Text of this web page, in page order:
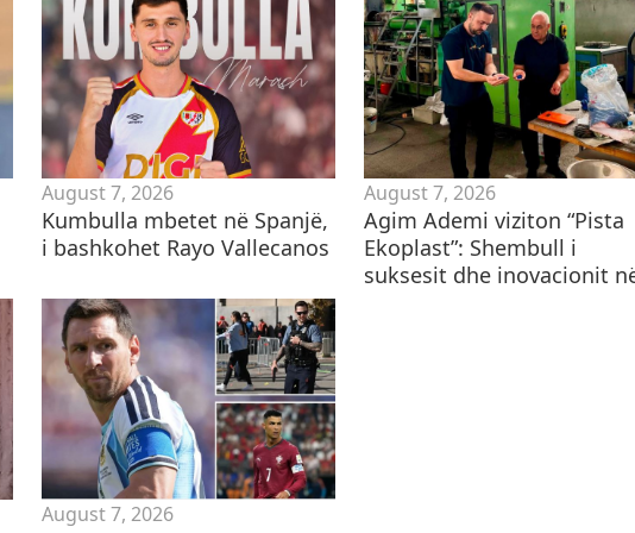
August 7, 2026
Kumbulla mbetet në Spanjë,
i bashkohet Rayo Vallecanos
August 7, 2026
Agim Ademi viziton “Pista
Ekoplast”: Shembull i
suksesit dhe inovacionit
August 7, 2026